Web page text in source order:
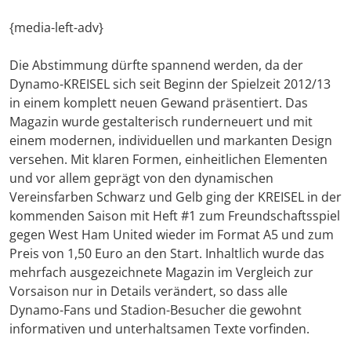
{media-left-adv}
Die Abstimmung dürfte spannend werden, da der
Dynamo-KREISEL sich seit Beginn der Spielzeit 2012/13
in einem komplett neuen Gewand präsentiert. Das
Magazin wurde gestalterisch runderneuert und mit
einem modernen, individuellen und markanten Design
versehen. Mit klaren Formen, einheitlichen Elementen
und vor allem geprägt von den dynamischen
Vereinsfarben Schwarz und Gelb ging der KREISEL in der
kommenden Saison mit Heft #1 zum Freundschaftsspiel
gegen West Ham United wieder im Format A5 und zum
Preis von 1,50 Euro an den Start. Inhaltlich wurde das
mehrfach ausgezeichnete Magazin im Vergleich zur
Vorsaison nur in Details verändert, so dass alle
Dynamo-Fans und Stadion-Besucher die gewohnt
informativen und unterhaltsamen Texte vorfinden.